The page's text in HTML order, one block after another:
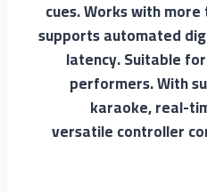
cues. Works with
supports automated
latency. Suitable
performers. With
karaoke, real-
versatile controller